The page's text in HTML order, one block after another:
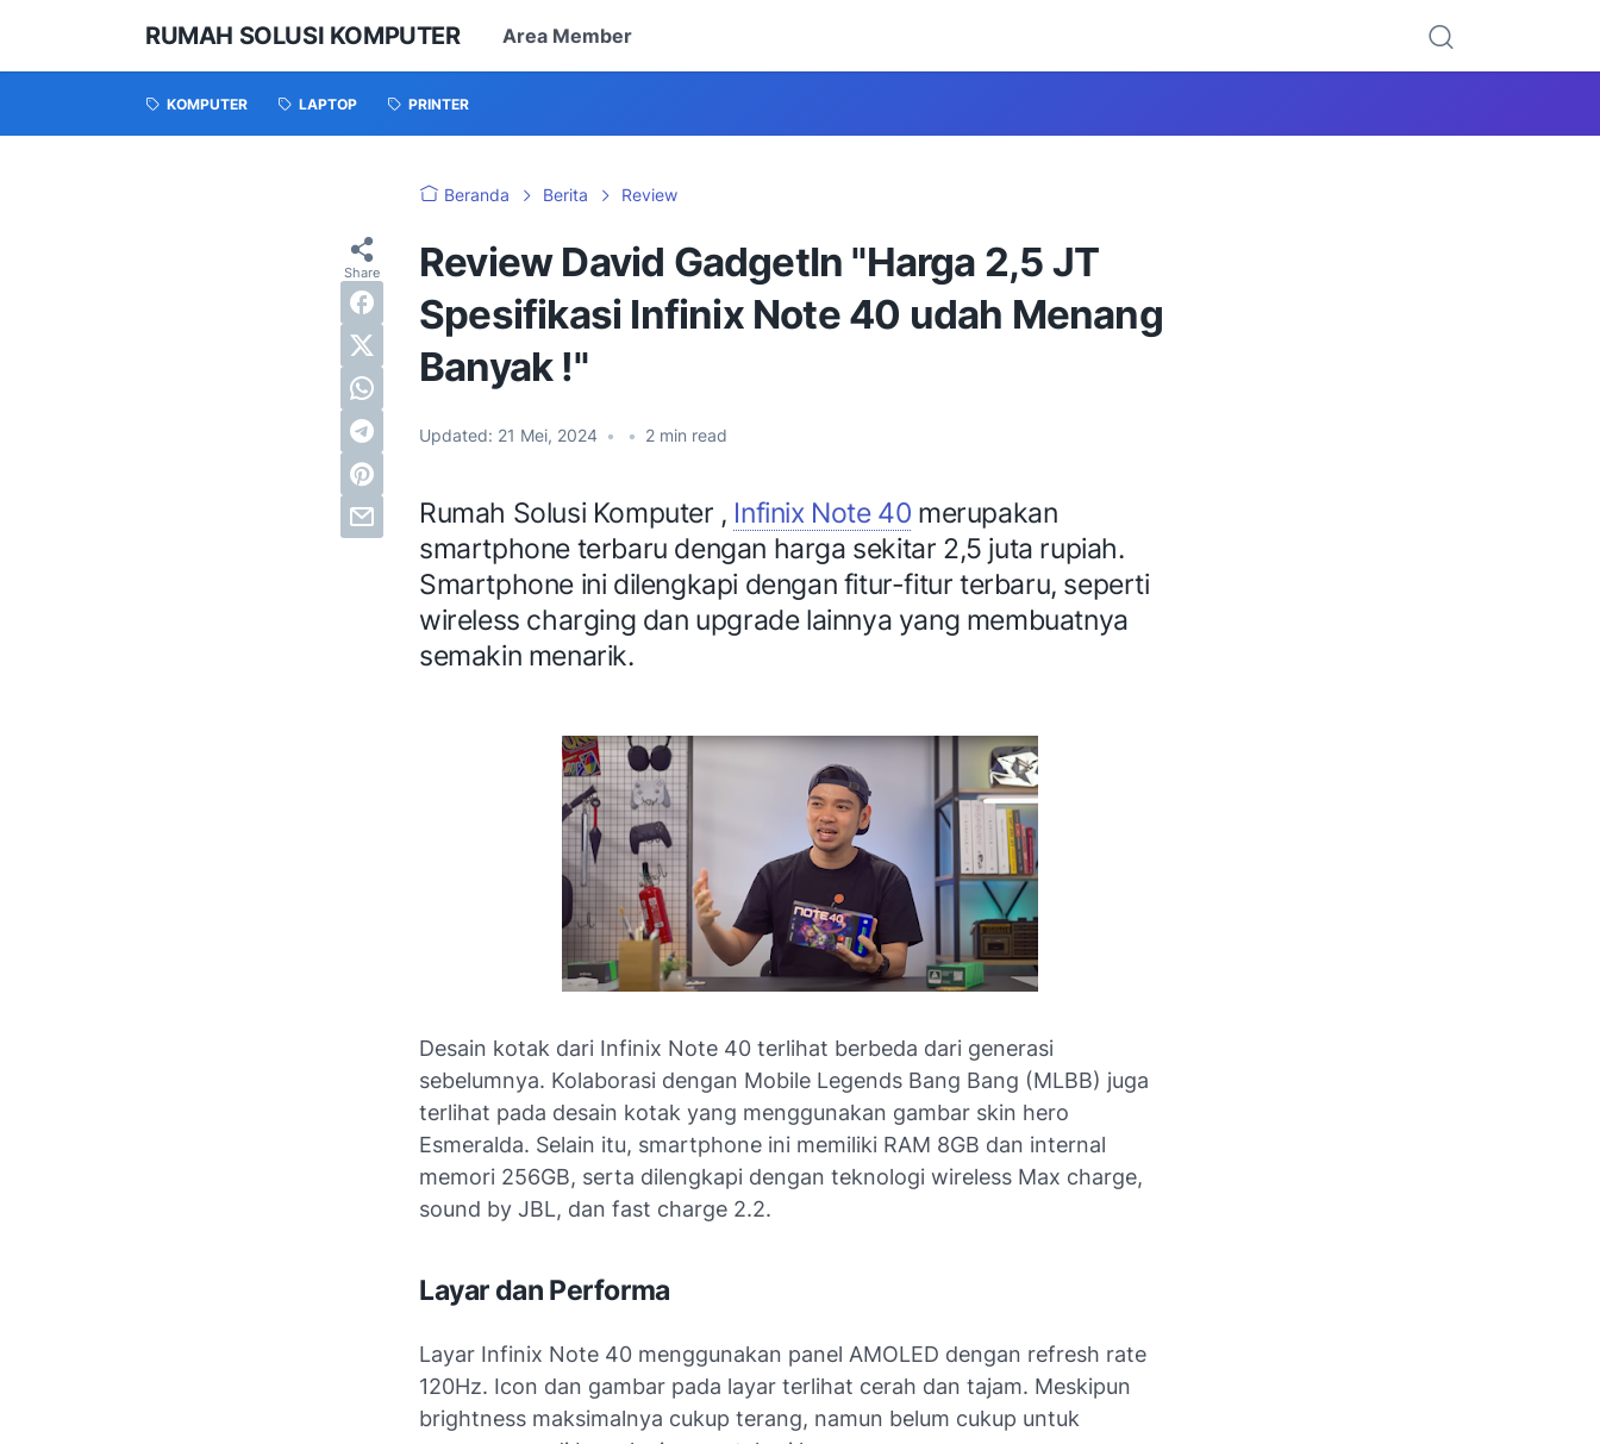
RUMAH SOLUSI KOMPUTER Area Member
KOMPUTER LAPTOP PRINTER
Beranda Berita Review
Review David GadgetIn "Harga 2,5 JT
Spesifikasi Infinix Note 40 udah Menang
Banyak !"
Updated: 21 Mei, 2024 • • 2 min read
Rumah Solusi Komputer , Infinix Note 40 merupakan
smartphone terbaru dengan harga sekitar 2,5 juta rupiah.
Smartphone ini dilengkapi dengan fitur-fitur terbaru, seperti
wireless charging dan upgrade lainnya yang membuatnya
semakin menarik.
Desain kotak dari Infinix Note 40 terlihat berbeda dari generasi
sebelumnya. Kolaborasi dengan Mobile Legends Bang Bang (MLBB) juga
terlihat pada desain kotak yang menggunakan gambar skin hero
Esmeralda. Selain itu, smartphone ini memiliki RAM 8GB dan internal
memori 256GB, serta dilengkapi dengan teknologi wireless Max charge,
sound by JBL, dan fast charge 2.2.
Layar dan Performa
Layar Infinix Note 40 menggunakan panel AMOLED dengan refresh rate
120Hz. Icon dan gambar pada layar terlihat cerah dan tajam. Meskipun
brightness maksimalnya cukup terang, namun belum cukup untuk